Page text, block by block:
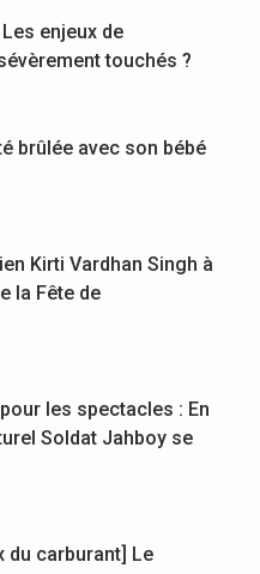
enjeux de
touchés ?
brûlée avec son bébé
Kirti Vardhan Singh à
la Fête de
les spectacles : En
Soldat Jahboy se
du carburant] Le